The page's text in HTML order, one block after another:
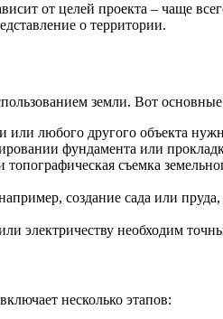
от целей проекта – чаще
о территории.
земли. Вот
или любого другого объекта
фундамента или
съемка
создание сада или
электричеству необходим
несколько этапов: